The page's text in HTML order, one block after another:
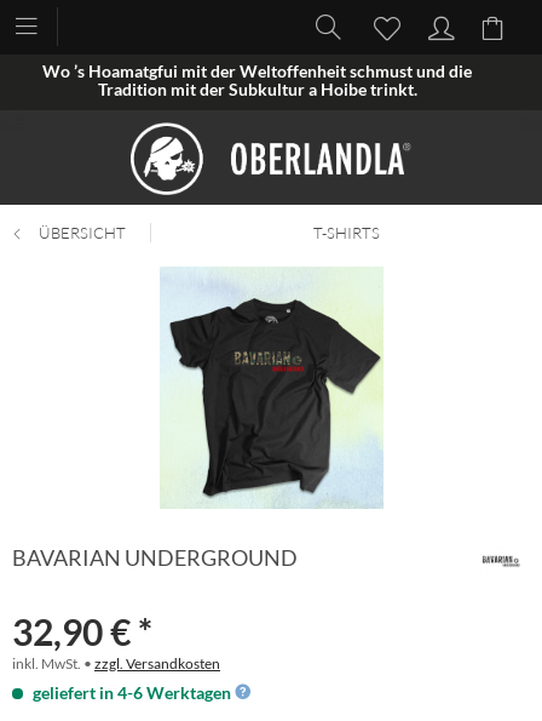
Wo ’s Hoamatgfui mit der Weltoffenheit schmust und die
Tradition mit der Subkultur a Hoibe trinkt.
ÜBERSICHT T-SHIRTS
BAVARIAN UNDERGROUND
32,90 € *
inkl. MwSt. • zzgl. Versandkosten
geliefert in 4-6 Werktagen